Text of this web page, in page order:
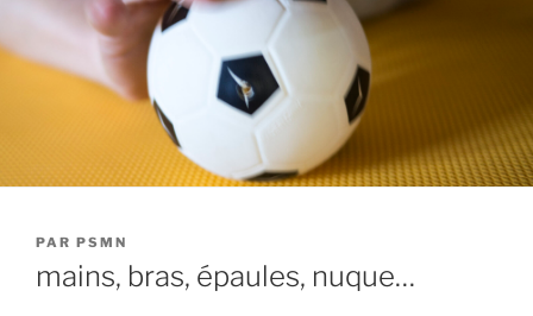
PUBLIÉ
PAR PSMN
mains, bras, épaules, nuque…